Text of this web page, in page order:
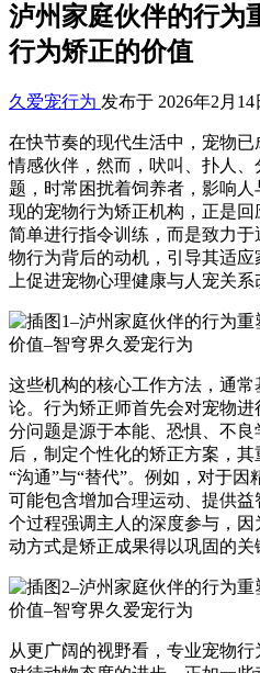
泸州家庭伙伴的行为
行为矫正的价值
久爱宠行为 发布于 2026年2月14
在快节奏的现代生活中，宠物
情感伙伴，然而，吠叫、扑人
题，时常困扰着饲养者，影响
现的宠物行为矫正机构，正是
简单进行指令训练，而是致力
物行为背后的动机，引导其适
上促进宠物心理健康与人宠关系
这些机构的核心工作方法，通
论。行为矫正师首先会对宠物
分问题是源于本能、恐惧、不
后，制定个性化的矫正方案，
“沟通”与“替代”。例如，对于
可能包含增加合理运动、提供
个过程强调主人的深度参与，
动方式是矫正成果得以巩固的关
从更广阔的视野看，专业宠物